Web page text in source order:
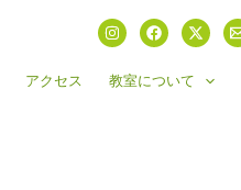
アクセス 教室について